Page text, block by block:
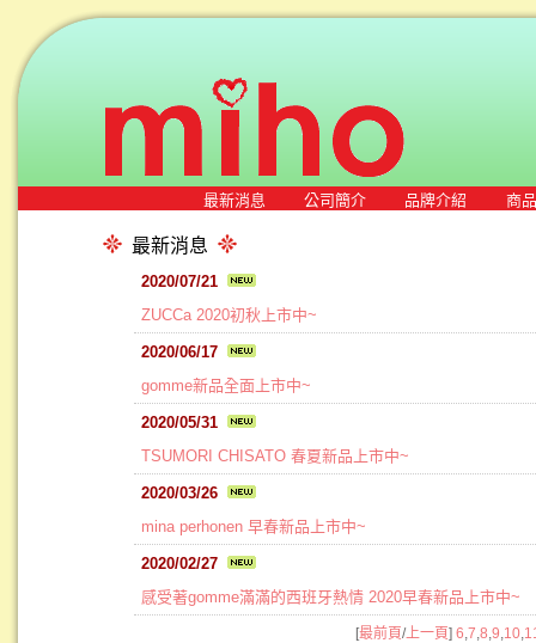
最新消息 公司簡介 品牌介紹 商
最新消息
2020/07/21
ZUCCa 2020初秋上市中~
2020/06/17
gomme新品全面上市中~
2020/05/31
TSUMORI CHISATO 春夏新品上市中~
2020/03/26
mina perhonen 早春新品上市中~
2020/02/27
感受著gomme滿滿的西班牙熱情 2020早春新品上市中~
[最前頁/上一頁] 6 7 8 9 10,